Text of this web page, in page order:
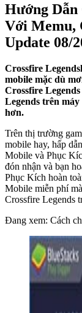
Hướng
Với Memu,
Update 08/
Crossfire
mobile mặc dù
Crossfire
Legends trên
hơn.
Trên thị trường
mobile hay, hấp
Mobile và Phục
đón nhận và bạn
Phục Kích hoàn
Mobile miễn phí
Crossfire Legends
Đang xem: Cách